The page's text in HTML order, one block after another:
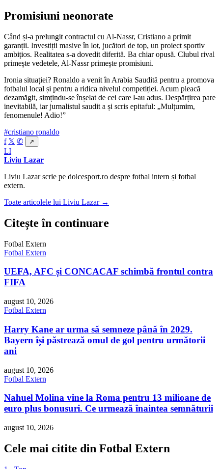
Promisiuni neonorate
Când și-a prelungit contractul cu Al-Nassr, Cristiano a primit
garanții. Investiții masive în lot, jucători de top, un proiect sportiv
ambițios. Realitatea s-a dovedit diferită. Ba chiar opusă. Clubul rival
primește vedetele, Al-Nassr primește promisiuni.
Ironia situației? Ronaldo a venit în Arabia Saudită pentru a promova
fotbalul local și pentru a ridica nivelul competiției. Acum pleacă
dezamăgit, simțindu-se înșelat de cei care l-au adus. Despărțirea pare
inevitabilă, iar jurnalistul saudit a și scris epitaful: „Mulțumim,
fenomenule! Adio!”
#cristiano ronaldo
f 𝕏 ✆ ↗
LI
Liviu Lazar
Liviu Lazar scrie pe dolcesport.ro despre fotbal intern și fotbal
extern.
Toate articolele lui Liviu Lazar →
Citește în continuare
Fotbal Extern
Fotbal Extern
UEFA, AFC și CONCACAF schimbă frontul contra
FIFA
august 10, 2026
Fotbal Extern
Harry Kane ar urma să semneze până în 2029.
Bayern își păstrează omul de gol pentru următorii
ani
august 10, 2026
Fotbal Extern
Nahuel Molina vine la Roma pentru 13 milioane de
euro plus bonusuri. Ce urmează înaintea semnăturii
august 10, 2026
Cele mai citite din Fotbal Extern